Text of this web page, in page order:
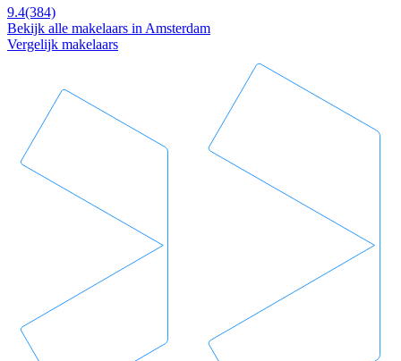
9.4(384)
Bekijk alle makelaars in Amsterdam
Vergelijk makelaars